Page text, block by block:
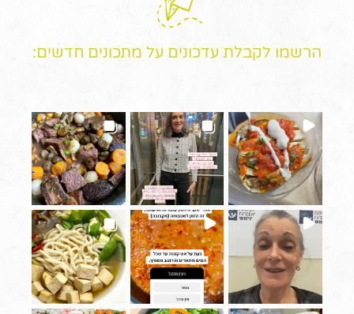
הרשמו לקבלת עדכונים על מתכונים חדשים: